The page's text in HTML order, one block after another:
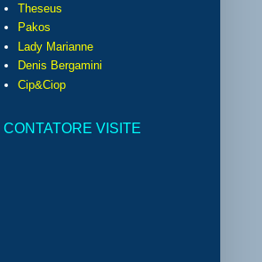
Theseus
Pakos
Lady Marianne
Denis Bergamini
Cip&Ciop
CONTATORE VISITE